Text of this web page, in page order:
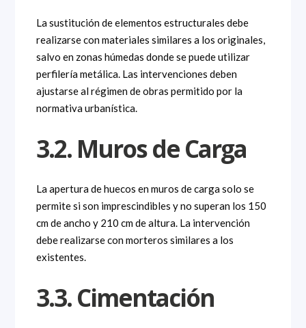
La sustitución de elementos estructurales debe
realizarse con materiales similares a los originales,
salvo en zonas húmedas donde se puede utilizar
perfilería metálica. Las intervenciones deben
ajustarse al régimen de obras permitido por la
normativa urbanística.
3.2. Muros de Carga
La apertura de huecos en muros de carga solo se
permite si son imprescindibles y no superan los 150
cm de ancho y 210 cm de altura. La intervención
debe realizarse con morteros similares a los
existentes.
3.3. Cimentación